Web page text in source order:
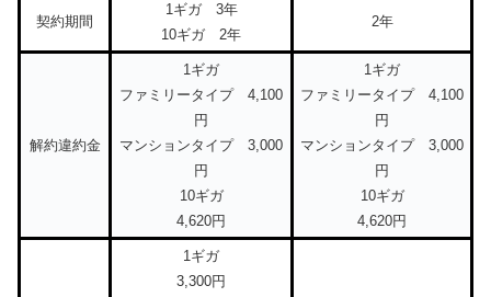
契約期間
1ギガ 3年
10ギガ 2年
2年
解約違約金
1ギガ
ファミリータイプ 4,100
円
マンションタイプ 3,000
円
10ギガ
4,620円
1ギガ
ファミリータイプ 4,100
円
マンションタイプ 3,000
円
10ギガ
4,620円
1ギガ
3,300円